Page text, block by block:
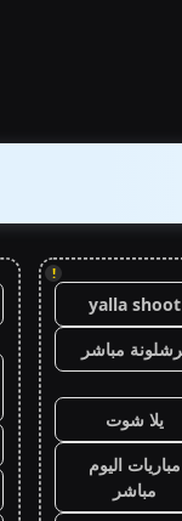
!
yalla shoot
مباشر
يلا شوت
مباريات اليوم
مباشر